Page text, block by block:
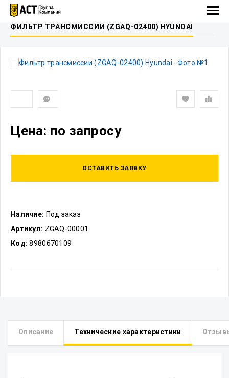
ФИЛЬТР ТРАНСМИССИИ (ZGAQ-02400) HYUNDAI
Наличие: Под заказ
Артикул: ZGAQ-00001
Код: 8980670109
Цена: по запросу
ОСТАВИТЬ ЗАЯВКУ
Описание Технические характеристики